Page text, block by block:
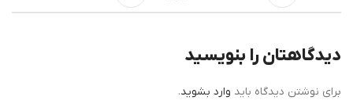
دیدگاهتان را بنویسید
برای نوشتن دیدگاه باید وارد بشوید.